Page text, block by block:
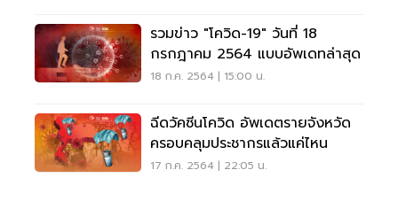
รวมข่าว "โควิด-19" วันที่ 18
กรกฎาคม 2564 แบบอัพเดทล่าสุด
18 ก.ค. 2564 | 15:00 น.
ฉีดวัคซีนโควิด อัพเดตรายจังหวัด
ครอบคลุมประชากรแล้วแค่ไหน
17 ก.ค. 2564 | 22:05 น.